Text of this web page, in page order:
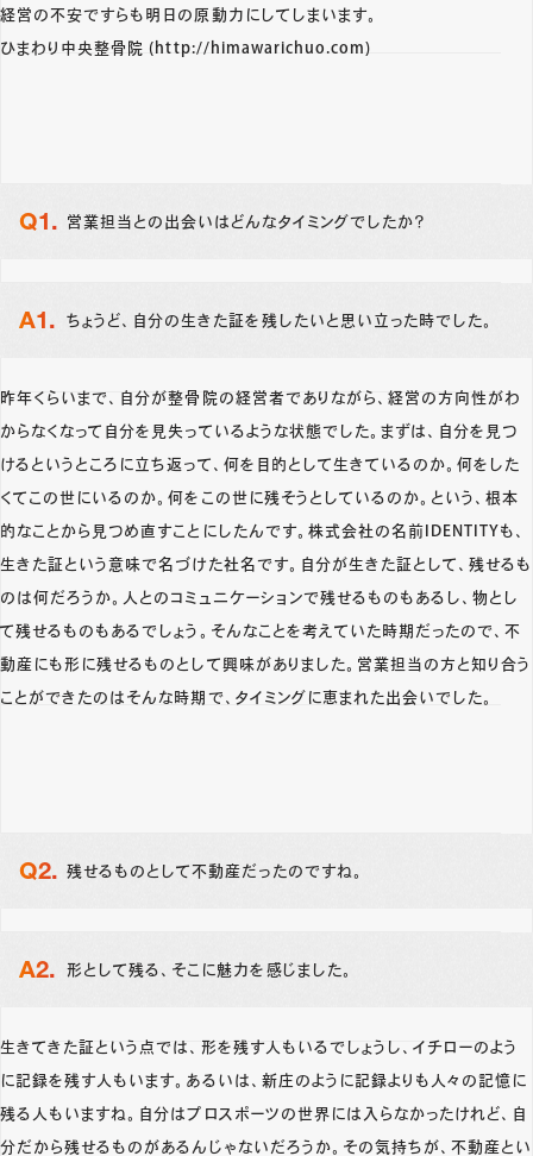
経営の不安ですらも明日の原動力にしてしまいます。
ひまわり中央整骨院 (http://himawarichuo.com)
営業担当との出会いはどんなタイミングでしたか？
ちょうど、自分の生きた証を残したいと思い立った時でした。
昨年くらいまで、自分が整骨院の経営者でありながら、経営の方向性がわ
からなくなって自分を見失っているような状態でした。まずは、自分を見つ
けるというところに立ち返って、何を目的として生きているのか。何をした
くてこの世にいるのか。何をこの世に残そうとしているのか。という、根本
的なことから見つめ直すことにしたんです。株式会社の名前IDENTITYも、
生きた証という意味で名づけた社名です。自分が生きた証として、残せるも
のは何だろうか。人とのコミュニケーションで残せるものもあるし、物とし
て残せるものもあるでしょう。そんなことを考えていた時期だったので、不
動産にも形に残せるものとして興味がありました。営業担当の方と知り合う
ことができたのはそんな時期で、タイミングに恵まれた出会いでした。
残せるものとして不動産だったのですね。
形として残る、そこに魅力を感じました。
生きてきた証という点では、形を残す人もいるでしょうし、イチローのよう
に記録を残す人もいます。あるいは、新庄のように記録よりも人々の記憶に
残る人もいますね。自分はプロスポーツの世界には入らなかったけれど、自
分だから残せるものがあるんじゃないだろうか。その気持ちが、不動産とい